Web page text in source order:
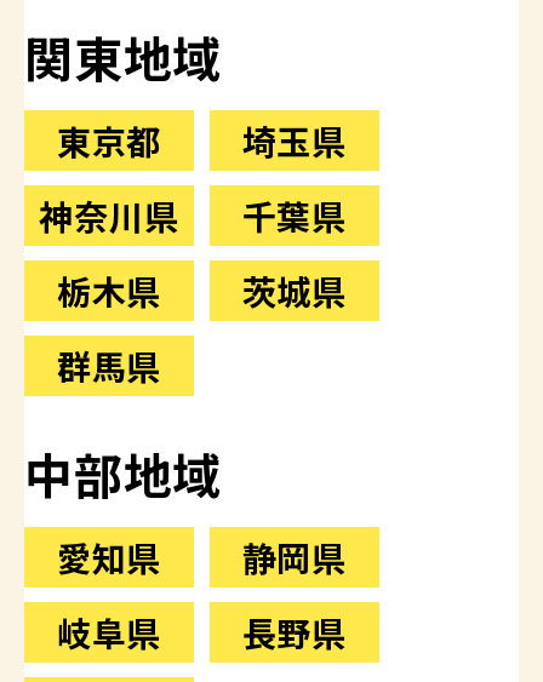
関東地域
東京都
埼玉県
神奈川県
千葉県
栃木県
茨城県
群馬県
中部地域
愛知県
静岡県
岐阜県
長野県